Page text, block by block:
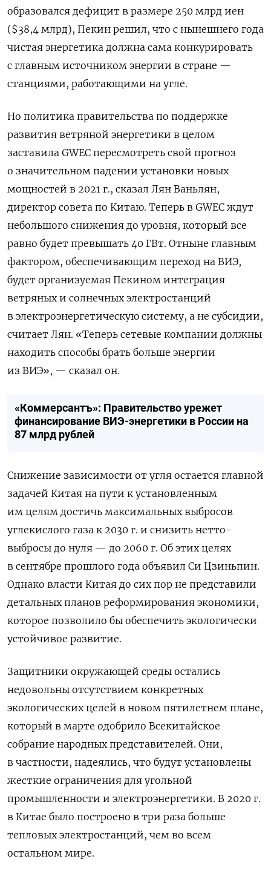
образовался дефицит в размере 250 млрд иен
($38,4 млрд), Пекин решил, что с нынешнего года
чистая энергетика должна сама конкурировать
с главным источником энергии в стране —
станциями, работающими на угле.
Но политика правительства по поддержке
развития ветряной энергетики в целом
заставила GWEC пересмотреть свой прогноз
о значительном падении установки новых
мощностей в 2021 г., сказал Лян Ваньлян,
директор совета по Китаю. Теперь в GWEC ждут
небольшого снижения до уровня, который все
равно будет превышать 40 ГВт. Отныне главным
фактором, обеспечивающим переход на ВИЭ,
будет организуемая Пекином интеграция
ветряных и солнечных электростанций
в электроэнергетическую систему, а не субсидии,
считает Лян. «Теперь сетевые компании должны
находить способы брать больше энергии
из ВИЭ», — сказал он.
«Коммерсантъ»: Правительство урежет
финансирование ВИЭ-энергетики в России на
87 млрд рублей
Снижение зависимости от угля остается главной
задачей Китая на пути к установленным
им целям достичь максимальных выбросов
углекислого газа к 2030 г. и снизить нетто-
выбросы до нуля — до 2060 г. Об этих целях
в сентябре прошлого года объявил Си Цзиньпин.
Однако власти Китая до сих пор не представили
детальных планов реформирования экономики,
которое позволило бы обеспечить экологически
устойчивое развитие.
Защитники окружающей среды остались
недовольны отсутствием конкретных
экологических целей в новом пятилетнем плане,
который в марте одобрило Всекитайское
собрание народных представителей. Они,
в частности, надеялись, что будут установлены
жесткие ограничения для угольной
промышленности и электроэнергетики. В 2020 г.
в Китае было построено в три раза больше
тепловых электростанций, чем во всем
остальном мире.